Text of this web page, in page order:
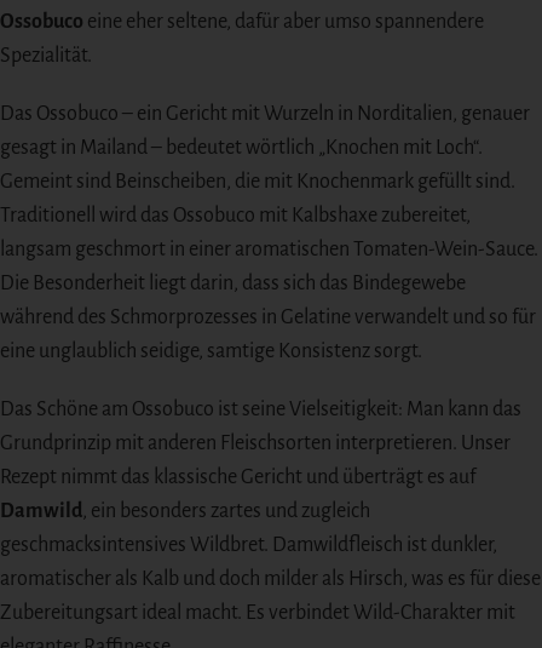
Ossobuco eine eher seltene, dafür aber umso spannendere
Spezialität.
Das Ossobuco – ein Gericht mit Wurzeln in Norditalien, genauer
gesagt in Mailand – bedeutet wörtlich „Knochen mit Loch“.
Gemeint sind Beinscheiben, die mit Knochenmark gefüllt sind.
Traditionell wird das Ossobuco mit Kalbshaxe zubereitet,
langsam geschmort in einer aromatischen Tomaten-Wein-Sauce.
Die Besonderheit liegt darin, dass sich das Bindegewebe
während des Schmorprozesses in Gelatine verwandelt und so für
eine unglaublich seidige, samtige Konsistenz sorgt.
Das Schöne am Ossobuco ist seine Vielseitigkeit: Man kann das
Grundprinzip mit anderen Fleischsorten interpretieren. Unser
Rezept nimmt das klassische Gericht und überträgt es auf
Damwild, ein besonders zartes und zugleich
geschmacksintensives Wildbret. Damwildfleisch ist dunkler,
aromatischer als Kalb und doch milder als Hirsch, was es für diese
Zubereitungsart ideal macht. Es verbindet Wild-Charakter mit